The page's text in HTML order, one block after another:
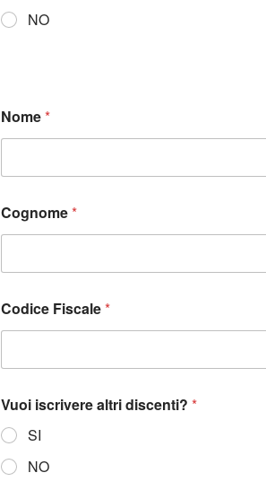
NO
Nome*
Cognome*
Codice Fiscale*
Vuoi iscrivere altri discenti? *
SI
NO